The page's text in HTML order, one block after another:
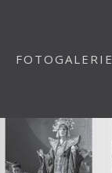
FOTOGALERIE